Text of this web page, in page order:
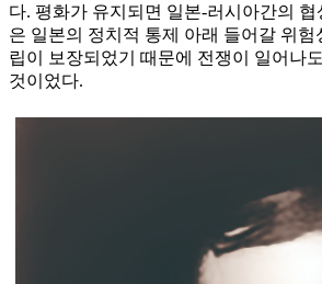
다. 평화가 유지되면 일본-러시아간의
은 일본의 정치적 통제 아래 들어갈 위험
립이 보장되었기 때문에 전쟁이 일어나
것이었다.